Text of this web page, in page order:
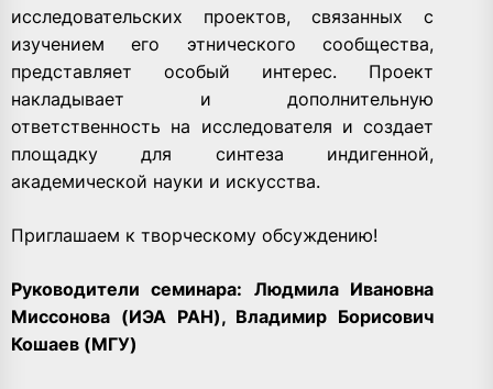
исследовательских проектов, связанных с
изучением его этнического сообщества,
представляет особый интерес. Проект
накладывает и дополнительную
ответственность на исследователя и создает
площадку для синтеза индигенной,
академической науки и искусства.
Приглашаем к творческому обсуждению!
Руководители семинара: Людмила Ивановна
Миссонова (ИЭА РАН), Владимир Борисович
Кошаев (МГУ)